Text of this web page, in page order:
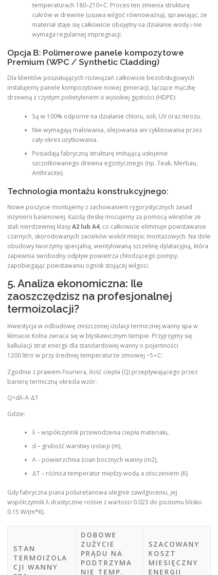
temperaturach 180–210∘C. Proces ten zmienia strukturę
cukrów w drewnie (usuwa wilgoć równoważną), sprawiając, że
materiał staje się całkowicie obojętny na działanie wody i nie
wymaga regularnej impregnacji.
Opcja B: Polimerowe panele kompozytowe
Premium (WPC / Synthetic Cladding)
Dla klientów poszukujących rozwiązań całkowicie bezobsługowych
instalujemy panele kompozytowe nowej generacji, łączące mączkę
drzewną z czystym polietylenem o wysokiej gęstości (HDPE):
Są w 100% odporne na działanie chloru, soli, UV oraz mrozu.
Nie wymagają malowania, olejowania ani cyklinowania przez
cały okres użytkowania.
Posiadają fabryczną strukturę imitującą usłojenie
szczotkowanego drewna egzotycznego (np. Teak, Merbau,
Anthracite).
Technologia montażu konstrukcyjnego:
Nowe poszycie montujemy z zachowaniem rygorystycznych zasad
inżynierii basenowej. Każdą deskę mocujemy za pomocą wkrętów ze
stali nierdzewnej klasyA2 lub A4, co całkowicie eliminuje powstawanie
czarnych, skorodowanych zacieków wokół miejsc montażowych. Na dole
obudowy tworzymy specjalną, wentylowaną szczelinę dylatacyjną, która
zapewnia swobodny odpływ powietrza chłodzącego pompy,
zapobiegając powstawaniu ognisk stojącej wilgoci.
5. Analiza ekonomiczna: Ile
zaoszczędzisz na profesjonalnej
termoizolacji?
Inwestycja w odbudowę zniszczonej izolacji termicznej wanny spa w
klimacie Kolna zwraca się w błyskawicznym tempie. Przyjrzyjmy się
kalkulacji strat energii dla standardowej wanny o pojemności
1200 litroˊw przy średniej temperaturze zimowej −5∘C:
Zgodnie z prawem Fouriera, ilość ciepła (Q) przepływającego przez
barierę termiczną określa wzór:
Q=dλ​⋅A⋅ΔT
Gdzie:
λ – współczynnik przewodzenia ciepła materiału,
d – grubość warstwy izolacji (m),
A – powierzchnia ścian bocznych wanny (m2),
ΔT – różnica temperatur między wodą a otoczeniem (K).
Gdy fabryczna piana poliuretanowa ulegnie zawilgoceniu, jej
współczynnik λ drastycznie rośnie z wartości 0.023 do poziomu blisko
0.15 W/(m*K).
STAN
TERMOIZOLA
CJI WANNY
DOBOWE
ZUŻYCIE
PRĄDU NA
PODTRZYMA
NIE TEMP.
SZACOWANY
KOSZT
MIESIĘCZNY
ENERGII